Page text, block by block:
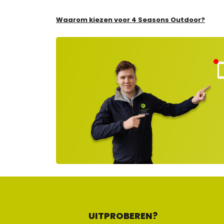
Waarom kiezen voor 4 Seasons Outdoor?
UITPROBEREN?